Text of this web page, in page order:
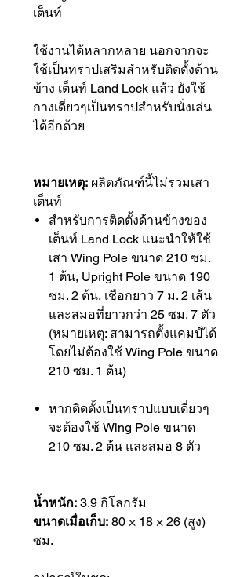
เต็นท์
ใช้งานได้หลากหลาย นอกจากจะ
ใช้เป็นทราปเสริมสำหรับติดตั้งด้าน
ข้าง เต็นท์ Land Lock แล้ว ยังใช้
กางเดี่ยวๆเป็นทราปสำหรับนั่งเล่น
ได้อีกด้วย
หมายเหตุ: ผลิตภัณฑ์นี้ไม่รวมเสา
เต็นท์
สำหรับการติดตั้งด้านข้างของ
เต็นท์ Land Lock แนะนำให้ใช้
เสา Wing Pole ขนาด 210 ซม.
1 ต้น, Upright Pole ขนาด 190
ซม. 2 ต้น, เชือกยาว 7 ม. 2 เส้น
และสมอที่ยาวกว่า 25 ซม. 7 ตัว
(หมายเหตุ: สามารถตั้งแคมป์ได้
โดยไม่ต้องใช้ Wing Pole ขนาด
210 ซม. 1 ต้น)
หากติดตั้งเป็นทราปแบบเดี่ยวๆ
จะต้องใช้ Wing Pole ขนาด
210 ซม. 2 ต้น และสมอ 8 ตัว
น้ำหนัก: 3.9 กิโลกรัม
ขนาดเมื่อเก็บ: 80 × 18 × 26 (สูง)
ซม.